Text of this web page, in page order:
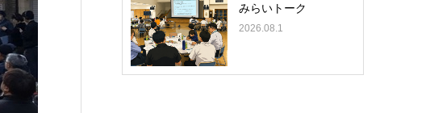
みらいトーク
2026.08.1